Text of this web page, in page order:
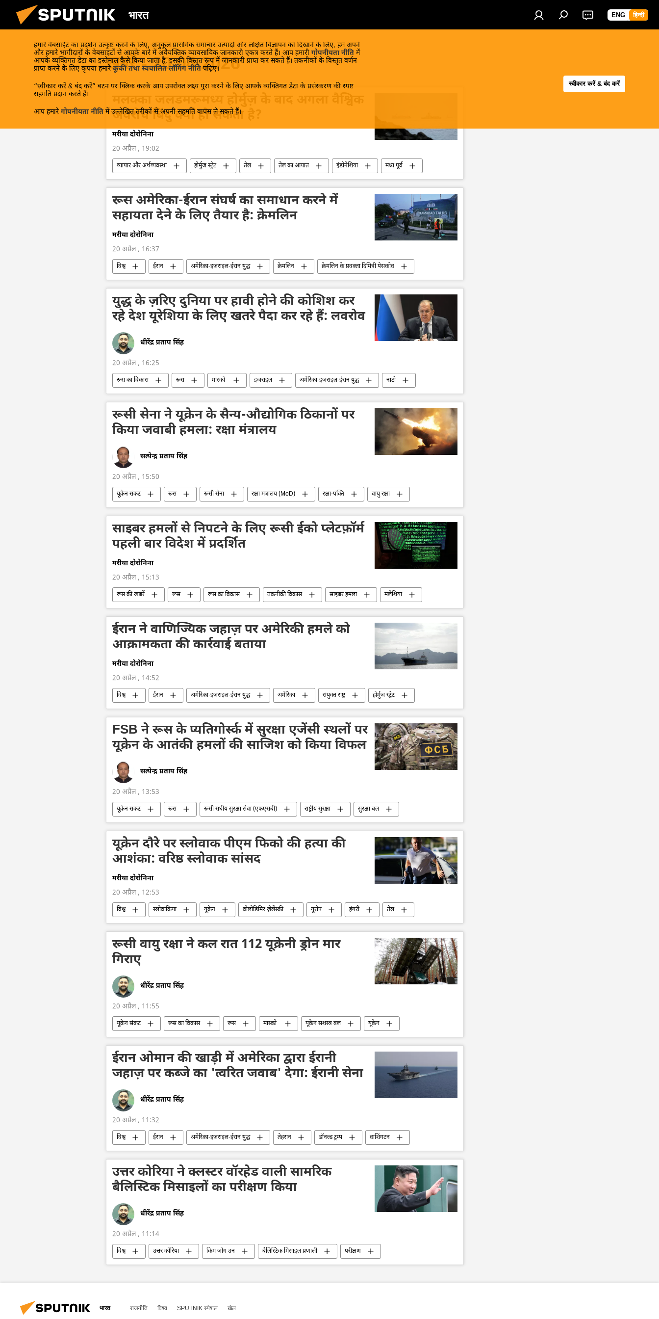
भारत ENG हिन्दी
हमारे वेबसाईट का प्रदर्शन उत्कृष्ट करने के लिए, अनुकूल प्रासंगिक समाचार उत्पादों और लक्षित विज्ञापन को दिखाने के लिए, हम अपने
और हमारे भागीदारों के वेबसाइटों से आपके बारे में अवैयक्तिक व्यावसायिक जानकारी एकत्र करते हैं। आप हमारी गोपनीयता नीति में
आपके व्यक्तिगत डेटा का इस्तेमाल कैसे किया जाता है, इसकी विस्तृत रूप में जानकारी प्राप्त कर सकते हैं। तकनीकों के विस्तृत वर्णन
प्राप्त करने के लिए कृपया हमारे कूकी तथा स्वचालित लॉगिंग नीति पढ़िए।
“स्वीकार करें & बंद करें” बटन पर क्लिक करके आप उपरोक्त लक्ष्य पुरा करने के लिए आपके व्यक्तिगत डेटा के प्रसंस्करण की स्पष्ट
सहमति प्रदान करते हैं।
आप हमारे गोपनीयता नीति में उल्लेखित तरीकों से अपनी सहमति वापस ले सकते हैं।
स्वीकार करें & बंद करें
खबरें - 20.04.2026
अवरोध बिंदु क्यों हो सकता है?
मरीया दोरोनिना
20 अप्रैल , 19:02
व्यापार और अर्थव्यवस्था होर्मुज स्ट्रेट तेल तेल का आयात इंडोनेशिया
मध्य पूर्व
ईरान
अमेरिका-इजराइल-ईरान युद्ध
रूस अमेरिका-ईरान संघर्ष का समाधान करने में
सहायता देने के लिए तैयार है: क्रेमलिन
मरीया दोरोनिना
20 अप्रैल , 16:37
विश्व ईरान अमेरिका-इजराइल-ईरान युद्ध क्रेमलिन
क्रेमलिन के प्रवक्ता दिमित्री पेसकोव
रूस
पाकिस्तान अमेरिका यूरोप होर्मुज स्ट्रेट तेल
युद्ध के ज़रिए दुनिया पर हावी होने की कोशिश कर
रहे देश यूरेशिया के लिए खतरे पैदा कर रहे हैं: लवरोव
धीरेंद्र प्रताप सिंह
20 अप्रैल , 16:25
रूस का विकास रूस मास्को इजराइल अमेरिका-इजराइल-ईरान युद्ध
नाटो
फिलिस्तीन
गाज़ा पट्टी सर्गे लवरोव विदेश मंत्रालय
रूसी विदेश मंत्रालय
यूरोपीय संघ
यूरोपीय परिषद यूरोप विश्व
रूसी सेना ने यूक्रेन के सैन्य-औद्योगिक ठिकानों पर
किया जवाबी हमला: रक्षा मंत्रालय
सत्येन्द्र प्रताप सिंह
20 अप्रैल , 15:50
यूक्रेन संकट रूस रूसी सेना रक्षा मंत्रालय (MoD) रक्षा-पंक्ति
वायु रक्षा
राष्ट्रीय सुरक्षा
लड़ाकू वाहन लड़ाकू लेजर प्रणालियाँ
साइबर हमलों से निपटने के लिए रूसी ईको प्लेटफ़ॉर्म
पहली बार विदेश में प्रदर्शित
मरीया दोरोनिना
20 अप्रैल , 15:13
रूस की खबरें रूस रूस का विकास तकनीकी विकास साइबर हमला मलेशिया
ईरान ने वाणिज्यिक जहाज़ पर अमेरिकी हमले को
आक्रामकता की कार्रवाई बताया
मरीया दोरोनिना
20 अप्रैल , 14:52
विश्व ईरान अमेरिका-इजराइल-ईरान युद्ध अमेरिका संयुक्त राष्ट्र
होर्मुज स्ट्रेट
लेबनान
FSB ने रूस के प्यतिगोर्स्क में सुरक्षा एजेंसी स्थलों पर
यूक्रेन के आतंकी हमलों की साजिश को किया विफल
सत्येन्द्र प्रताप सिंह
20 अप्रैल , 13:53
यूक्रेन संकट रूस रूसी संघीय सुरक्षा सेवा (एफएसबी) राष्ट्रीय सुरक्षा
सुरक्षा बल
यूक्रेन
जर्मनी आतंकी समूह आतंकी हमले आतंकी संगठन बम विस्फोट
यूक्रेन दौरे पर स्लोवाक पीएम फिको की हत्या की
आशंका: वरिष्ठ स्लोवाक सांसद
मरीया दोरोनिना
20 अप्रैल , 12:53
विश्व स्लोवाकिया यूक्रेन वोलोडिमिर ज़ेलेंस्की यूरोप हंगरी
तेल
तेल का आयात
रूसी वायु रक्षा ने कल रात 112 यूक्रेनी ड्रोन मार
गिराए
धीरेंद्र प्रताप सिंह
20 अप्रैल , 11:55
यूक्रेन संकट रूस का विकास रूस मास्को यूक्रेन सशस्त्र बल
यूक्रेन
यूक्रेन की सुरक्षा सेवा (SBU)
यूक्रेन का जवाबी हमला ड्रोन
ड्रोन हमला
रक्षा मंत्रालय (MoD)
रक्षा-पंक्ति वायु रक्षा विशेष सैन्य अभियान
ईरान ओमान की खाड़ी में अमेरिका द्वारा ईरानी
जहाज़ पर कब्जे का 'त्वरित जवाब' देगा: ईरानी सेना
धीरेंद्र प्रताप सिंह
20 अप्रैल , 11:32
विश्व ईरान अमेरिका-इजराइल-ईरान युद्ध तेहरान डॉनल्ड ट्रम्प
वाशिंगटन
वाशिंगटन डीसी
व्हाइट हाउस ओमान इजराइल
उत्तर कोरिया ने क्लस्टर वॉरहेड वाली सामरिक
बैलिस्टिक मिसाइलों का परीक्षण किया
धीरेंद्र प्रताप सिंह
20 अप्रैल , 11:14
विश्व उत्तर कोरिया किम जोंग उन बैलिस्टिक मिसाइल प्रणाली
परीक्षण
सैन्य तकनीक
तकनीकी विकास
भारत राजनीति विश्व SPUTNIK स्पेशल खेल